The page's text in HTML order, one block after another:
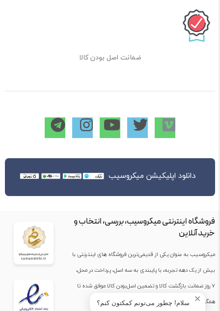
ضمانت اصل بودن کالا
دانلود اپلیکیشن میکروسیب
فروشگاه اینترنتی میکروسیب، بررسی، انتخاب و
خرید آنلاین
میکروسیب به عنوان یکی از قدیمی‌ترین فروشگاه های اینترنتی با
بیش از یک دهه تجربه، با پایبندی به سه اصل، پرداخت در محل،
۷ روز ضمانت بازگشت کالا و تضمین اصل‌بودن کالا موفق شده تا
همگام با فروشگاه‌های معتبر جهان، به بزرگ‌ترین فروشگاه
✕ سلام! چطور می‌تونم کمکتون کنم؟